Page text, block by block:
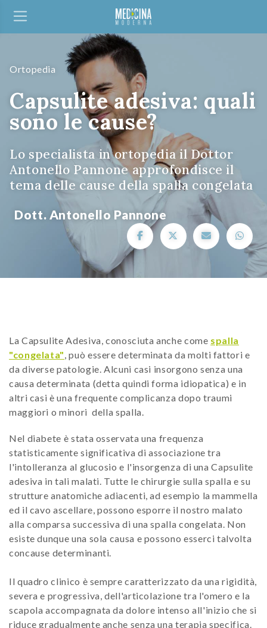
Ortopedia
Capsulite adesiva: quali
sono le cause?
Lo specialista in ortopedia il Dottor
Antonello Pannone approfondisce il
tema delle cause della spalla congelata
Dott. Antonello Pannone
La Capsulite Adesiva, conosciuta anche come spalla
"congelata", può essere determinata da molti fattori e
da diverse patologie. Alcuni casi insorgono senza una
causa determinata (detta quindi forma idiopatica) e in
altri casi è una frequente complicanza dopo traumi
maggiori o minori della spalla.
Nel diabete è stata osservata una frequenza
statisticamente significativa di associazione tra
l'intolleranza al glucosio e l'insorgenza di una Capsulite
adesiva in tali malati. Tutte le chirurgie sulla spalla e su
strutture anatomiche adiacenti, ad esempio la mammella
ed il cavo ascellare, possono esporre il nostro malato
alla comparsa successiva di una spalla congelata. Non
esiste dunque una sola causa e possono esserci talvolta
concause determinanti.
Il quadro clinico è sempre caratterizzato da una rigidità,
severa e progressiva, dell'articolazione tra l'omero e la
scapola accompagnata da dolore intenso all'inizio che si
riduce gradualmente anche senza una terapia specifica.